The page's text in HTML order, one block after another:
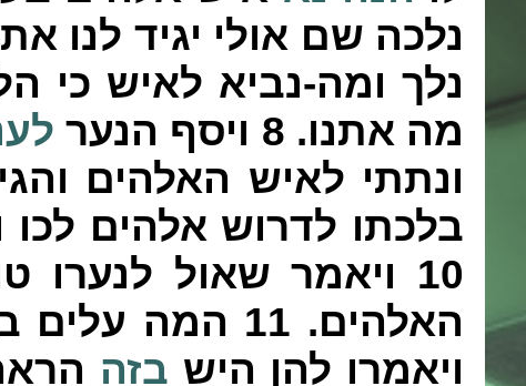
נלכה שם אולי יגיד לנו
נלך ומה-נביא לאיש כי
מה אתנו. 8 ויסף הנער
ונתתי לאיש האלהים
בלכתו לדרוש אלהים לכו
10 ויאמר שאול לנערו
האלהים. 11 המה עלים
ויאמרו להן היש בזה